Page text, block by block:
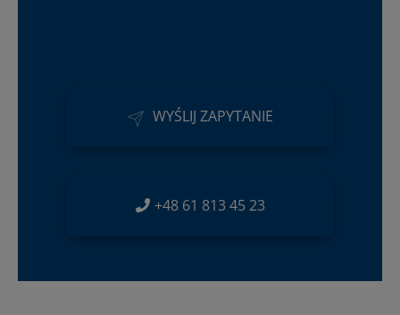
WYŚLIJ ZAPYTANIE
+48 61 813 45 23